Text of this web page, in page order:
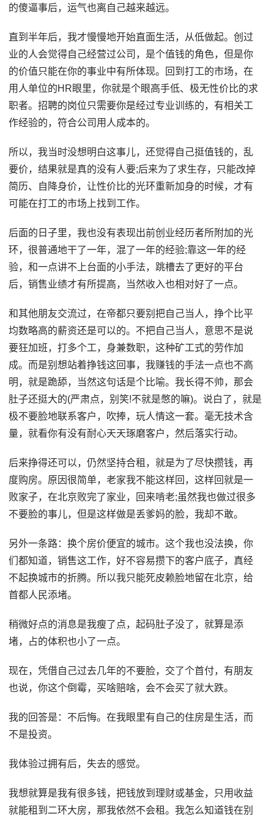
的傻逼事后，运气也离自己越来越远。
直到半年后，我才慢慢地开始直面生活，从低做起。创过
业的人会觉得自己经营过公司，是个值钱的角色，但是你
的价值只能在你的事业中有所体现。回到打工的市场，在
用人单位的HR眼里，你就是个眼高手低、极无性价比的求
职者。招聘的岗位只需要你是经过专业训练的，有相关工
作经验的，符合公司用人成本的。
所以，我当时没想明白这事儿，还觉得自己挺值钱的，乱
要价，结果就是真的没有人要;后来为了求生存，只能改掉
简历、自降身价，让性价比的光环重新加身的时候，才有
可能在打工的市场上找到工作。
后面的日子里，我也没有表现出前创业经历者所附加的光
环，很普通地干了一年，混了一年的经验;靠这一年的经
验，和一点讲不上台面的小手法，跳槽去了更好的平台
后，销售业绩才有所提高，当然收入也相对好了一点。
和其他朋友交流过，在帝都只要别把自己当人，挣个比平
均数略高的薪资还是可以的。不把自己当人，意思不是说
要狂加班，打多个工，身兼数职，这种矿工式的劳作加
成。而是别想站着挣钱这回事，我赚钱的手法一点也不高
明，就是跪舔，当然这句话是个比喻。我长得不帅，那会
肚子还挺大的(严肃点，别笑!不就是憋的嘛)。说白了，就是
极不要脸地联系客户，吹捧，玩人情这一套。毫无技术含
量，就看你有没有耐心天天琢磨客户，然后落实行动。
后来挣得还可以，仍然坚持合租，就是为了尽快攒钱，再
度购房。原因很简单，老家我不能这样回，这样回就是一
败家子，在北京败完了家业，回来啃老;虽然我也做过很多
不要脸的事儿，但是这样做是丢爹妈的脸，我却不敢。
另外一条路：换个房价便宜的城市。这个我也没法换，你
们都知道，销售这工作，好不容易攒下的客户底子，真经
不起换城市的折腾。所以我只能死皮赖脸地留在北京，给
首都人民添堵。
稍微好点的消息是我瘦了点，起码肚子没了，就算是添
堵，占的体积也小了一点。
现在，凭借自己过去几年的不要脸，交了个首付，有朋友
也说，你这个倒霉，买啥赔啥，会不会买了就大跌。
我的回答是：不后悔。在我眼里有自己的住房是生活，而
不是投资。
我体验过拥有后，失去的感觉。
我想就算是我有很多钱，把钱放到理财或基金，只用收益
就能租到二环大房，那我依然不会租。我怎么知道钱在别